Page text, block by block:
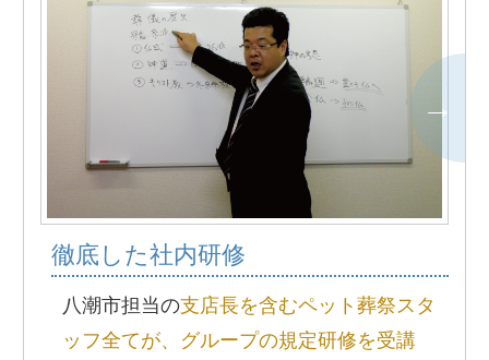
徹底した社内研修
八潮市担当の支店長を含むペット葬祭スタ
ッフ全てが、グループの規定研修を受講